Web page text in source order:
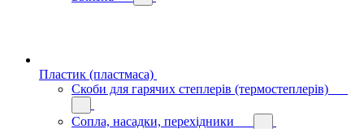
Пластик (пластмаса)
Скоби для гарячих степлерів (термостеплерів)
Сопла, насадки, перехідники